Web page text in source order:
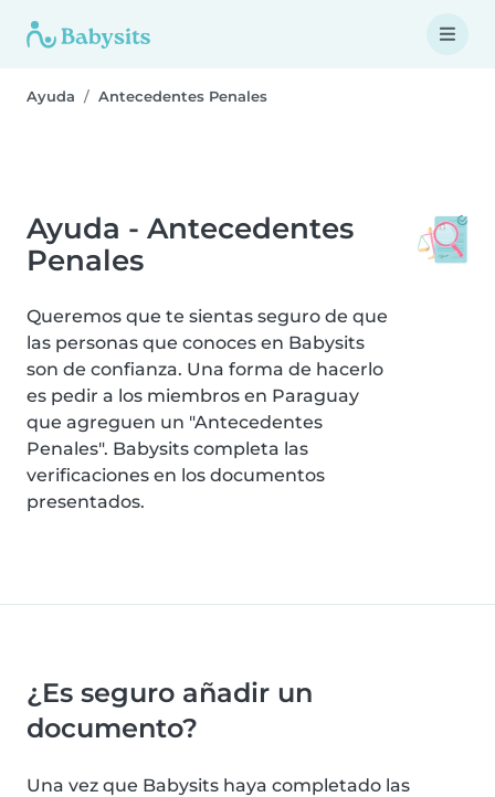
Ayuda Antecedentes Penales
Ayuda - Antecedentes
Penales
Queremos que te sientas seguro de que
las personas que conoces en Babysits
son de confianza. Una forma de hacerlo
es pedir a los miembros en Paraguay
que agreguen un "Antecedentes
Penales". Babysits completa las
verificaciones en los documentos
presentados.
¿Es seguro añadir un
documento?
Una vez que Babysits haya completado las